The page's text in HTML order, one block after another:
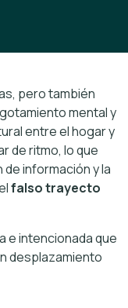
pero también
mental y
entre el hogar y
de ritmo, lo que
información y la
falso trayecto
e intencionada que
desplazamiento